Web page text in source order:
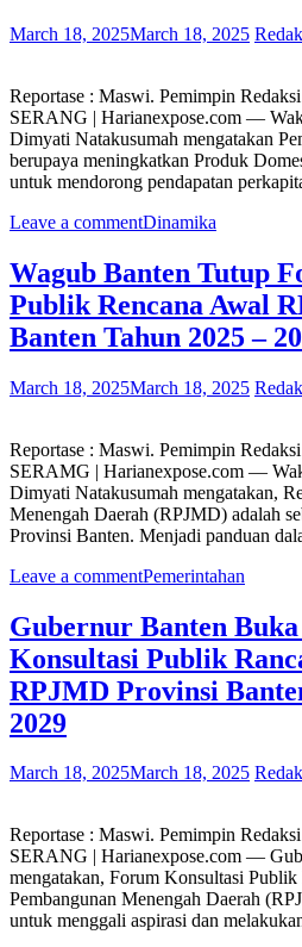
March 18, 2025March 18, 2025
Reportase : Maswi. Pemimpin
SERANG | Harianexpose.com —
Dimyati Natakusumah mengatakan
berupaya meningkatkan Produk
untuk mendorong pendapatan
Leave a commentDinamika
Wagub Banten Tutup
Publik Rencana Awal
Banten Tahun 2025 –
March 18, 2025March 18, 2025
Reportase : Maswi. Pemimpin
SERAMG | Harianexpose.com —
Dimyati Natakusumah mengatakan,
Menengah Daerah (RPJMD) adalah
Provinsi Banten. Menjadi panduan
Leave a commentPemerintahan
Gubernur Banten
Konsultasi Publik
RPJMD Provinsi
2029
March 18, 2025March 18, 2025
Reportase : Maswi. Pemimpin
SERANG | Harianexpose.com —
mengatakan, Forum Konsultasi
Pembangunan Menengah Daerah
untuk menggali aspirasi dan